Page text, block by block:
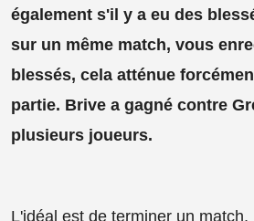
également s'il y a eu des
sur un même match, vous
blessés, cela atténue
partie. Brive a gagné contre
plusieurs joueurs.
L'idéal est de terminer un